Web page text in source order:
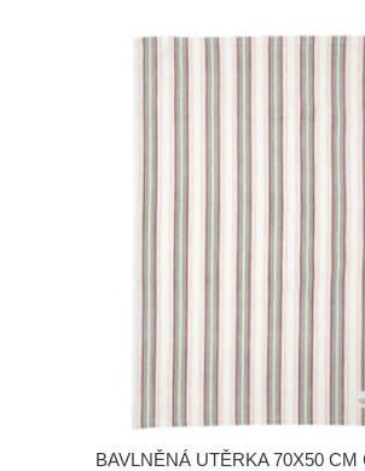
BAVLNĚNÁ UTĚRKA 70X50 CM